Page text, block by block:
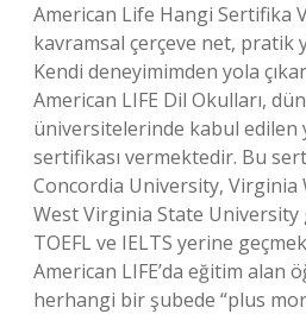
American Life Hangi Sertifika
kavramsal çerçeve net, pratik
Kendi deneyimimden yola
American LIFE Dil Okulları,
üniversitelerinde kabul edilen
sertifikası vermektedir. Bu
Concordia University, Virginia
West Virginia State
TOEFL ve IELTS yerine
American LIFE’da eğitim alan
herhangi bir şubede “plus